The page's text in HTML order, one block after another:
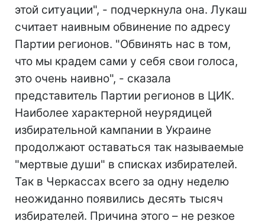
этой ситуации", - подчеркнула она. Лукаш
считает наивным обвинение по адресу
Партии регионов. "Обвинять нас в том,
что мы крадем сами у себя свои голоса,
это очень наивно", - сказала
представитель Партии регионов в ЦИК.
Наиболее характерной неурядицей
избирательной кампании в Украине
продолжают оставаться так называемые
"мертвые души" в списках избирателей.
Так в Черкассах всего за одну неделю
неожиданно появились десять тысяч
избирателей. Причина этого – не резкое